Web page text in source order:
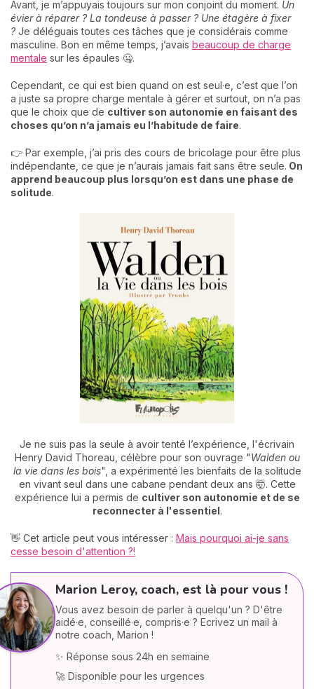
Avant, je m’appuyais toujours sur mon conjoint du moment. Un
évier à réparer ? La tondeuse à passer ? Une étagère à fixer
? Je déléguais toutes ces tâches que je considérais comme
masculine. Bon en même temps, j’avais beaucoup de charge
mentale sur les épaules 🤐.
Cependant, ce qui est bien quand on est seul·e, c’est que l’on
a juste sa propre charge mentale à gérer et surtout, on n’a pas
que le choix que de cultiver son autonomie en faisant des
choses qu’on n’a jamais eu l’habitude de faire.
👉 Par exemple, j’ai pris des cours de bricolage pour être plus
indépendante, ce que je n’aurais jamais fait sans être seule. On
apprend beaucoup plus lorsqu’on est dans une phase de
solitude.
Je ne suis pas la seule à avoir tenté l’expérience, l'écrivain
Henry David Thoreau, célèbre pour son ouvrage "Walden ou
la vie dans les bois", a expérimenté les bienfaits de la solitude
en vivant seul dans une cabane pendant deux ans 🤯. Cette
expérience lui a permis de cultiver son autonomie et de se
reconnecter à l'essentiel.
👋 Cet article peut vous intéresser : Mais pourquoi ai-je sans
cesse besoin d'attention ?!
Marion Leroy, coach, est là pour vous !
Vous avez besoin de parler à quelqu'un ? D'être
aidé·e, conseillé·e, compris·e ? Ecrivez un mail à
notre coach, Marion !
✨ Réponse sous 24h en semaine
🚀 Disponible pour les urgences